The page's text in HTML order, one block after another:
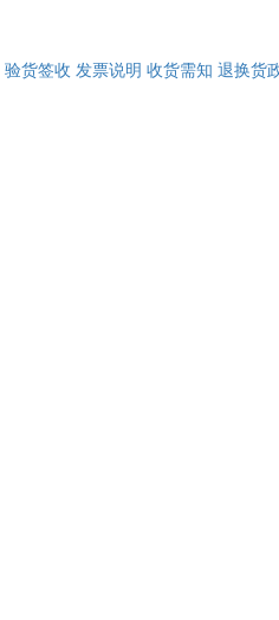
验货签收 发票说明 收货需知 退换货